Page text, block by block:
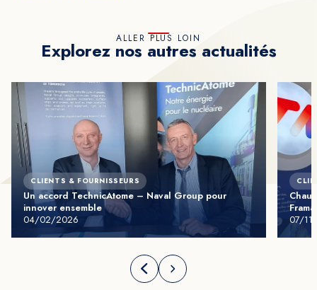
ALLER PLUS LOIN
Explorez nos autres actualités
CLIENTS & FOURNISSEURS
Un accord TechnicAtome – Naval Group pour
innover ensemble
04/02/2026
07/